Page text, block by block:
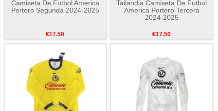
Camiseta De Futbol America
Portero Segunda 2024-2025
€17.50
Tailandia Camiseta De Futbol
America Portero Tercera
2024-2025
€17.50